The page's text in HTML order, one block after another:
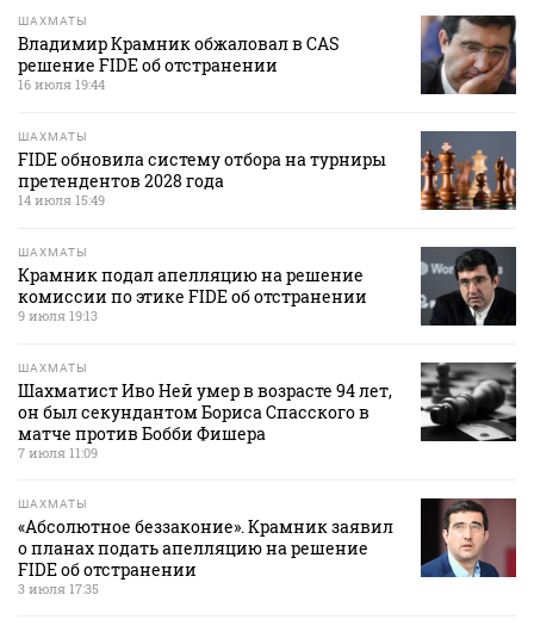
ШАХМАТЫ
Владимир Крамник обжаловал в CAS
решение FIDE об отстранении
16 июля 19:44
ШАХМАТЫ
FIDE обновила систему отбора на турниры
претендентов 2028 года
14 июля 15:49
ШАХМАТЫ
Крамник подал апелляцию на решение
комиссии по этике FIDE об отстранении
9 июля 19:13
ШАХМАТЫ
Шахматист Иво Ней умер в возрасте 94 лет,
он был секундантом Бориса Спасского в
матче против Бобби Фишера
7 июля 11:09
ШАХМАТЫ
«Абсолютное беззаконие». Крамник заявил
о планах подать апелляцию на решение
FIDE об отстранении
3 июля 17:35